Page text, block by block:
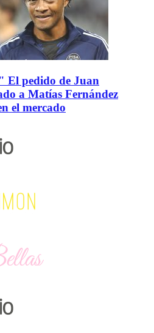
pedido de Juan
a Matías Fernández
el mercado